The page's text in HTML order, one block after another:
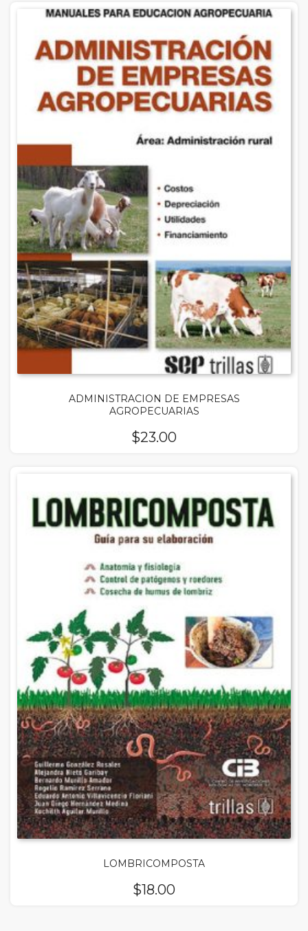
ADMINISTRACION DE EMPRESAS
AGROPECUARIAS
$23.00
LOMBRICOMPOSTA
$18.00